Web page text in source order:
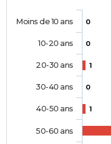
0
0
1
0
1
Moins de 10 ans
10-20 ans
20-30 ans
30-40 ans
40-50 ans
50-60 ans